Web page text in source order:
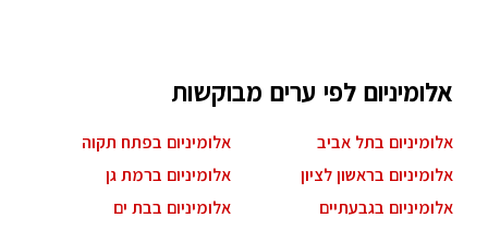
אלומיניום לפי ערים מבוקשות
אלומיניום בתל אביב
אלומיניום בפתח תקוה
אלומיניום בראשון לציון
אלומיניום ברמת גן
אלומיניום בגבעתיים
אלומיניום בבת ים